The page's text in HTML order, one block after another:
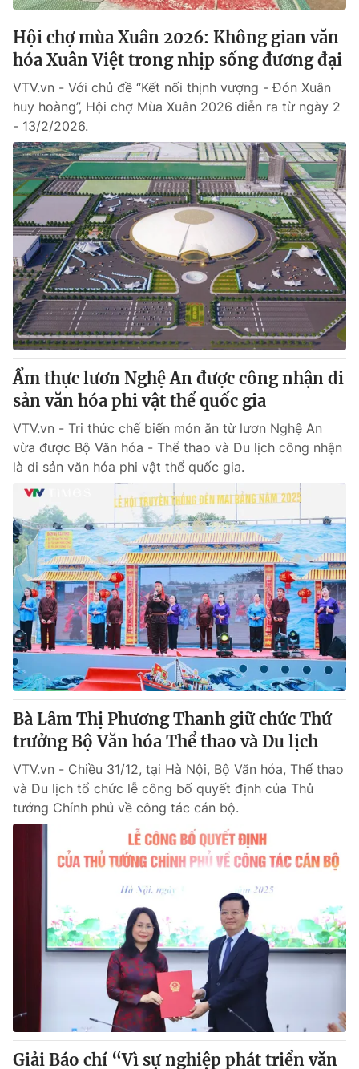
Hội chợ mùa Xuân 2026: Không gian văn
hóa Xuân Việt trong nhịp sống đương đại
VTV.vn - Với chủ đề “Kết nối thịnh vượng - Đón Xuân
huy hoàng”, Hội chợ Mùa Xuân 2026 diễn ra từ ngày 2
- 13/2/2026.
Ẩm thực lươn Nghệ An được công nhận di
sản văn hóa phi vật thể quốc gia
VTV.vn - Tri thức chế biến món ăn từ lươn Nghệ An
vừa được Bộ Văn hóa - Thể thao và Du lịch công nhận
là di sản văn hóa phi vật thể quốc gia.
Bà Lâm Thị Phương Thanh giữ chức Thứ
trưởng Bộ Văn hóa Thể thao và Du lịch
VTV.vn - Chiều 31/12, tại Hà Nội, Bộ Văn hóa, Thể thao
và Du lịch tổ chức lễ công bố quyết định của Thủ
tướng Chính phủ về công tác cán bộ.
Giải Báo chí “Vì sự nghiệp phát triển văn